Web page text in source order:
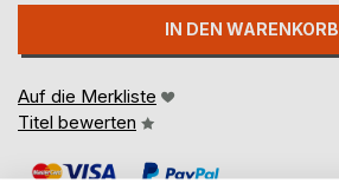
IN DEN WARENKORB
Auf die Merkliste
Titel bewerten